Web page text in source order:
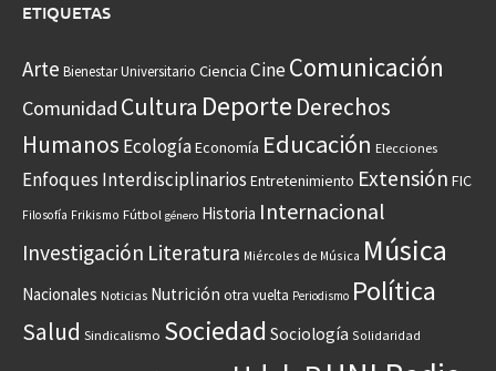
ETIQUETAS
Arte Bienestar Universitario Ciencia CineComunicación
Comunidad Cultura Deporte Derechos
Humanos EcologíaEconomía Educación Elecciones
Enfoques Interdisciplinarios Entretenimiento Extensión FIC
Filosofía Frikismo Fútbol género Historia Internacional
Investigación Literatura Miércoles de Música Música
Nacionales Noticias Nutrición otra vuelta Periodismo Política
Salud Sindicalismo Sociedad Sociología Solidaridad